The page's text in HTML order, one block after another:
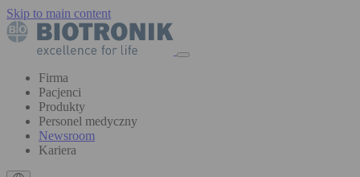
Skip to main content
Firma
Pacjenci
Produkty
Personel medyczny
Newsroom
Kariera